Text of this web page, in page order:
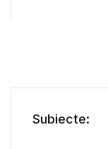
Subiecte: